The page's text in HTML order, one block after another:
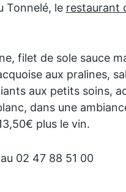
Tonnelé, le restaurant
filet de sole sauce
aux pralines,
aux petits soins,
dans une
plus le vin.
02 47 88 51 00